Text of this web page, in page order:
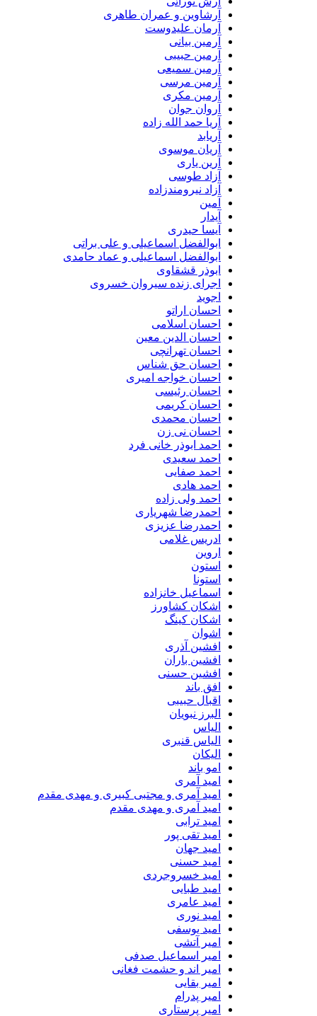
آرشاوین و عمران طاهری
آرمان علیدوست
آرمین بیانی
آرمین حبیبی
آرمین سمیعی
آرمین مرسی
آرمین مکری
آروان جوان
آریا حمد الله زاده
آریان موسوی
آرین یاری
آزاد طوسی
آزاد نیرومندزاده
آیسا حیدری
ابوالفضل اسماعیلی و علی براتی
ابوالفضل اسماعیلی و عماد حامدی
ابوذر قشقاوی
اجرای زنده سیروان خسروی
احسان اراتو
احسان اسلامی
احسان الدین معین
احسان تهرانچی
احسان حق شناس
احسان خواجه امیری
احسان رئیسی
احسان کریمی
احسان محمدی
احسان نی زن
احمد ابوذر خانی فرد
احمد سعیدی
احمد صفایی
احمد هادی
احمد ولی زاده
احمدرضا شهریاری
احمدرضا عزیزی
ادریس غلامی
اسماعیل خانزاده
اشکان کشاورز
اشکان کینگ
افشین آذری
افشین باران
افشین حسنی
افق باند
اقبال حبیبی
البرز نبویان
الیاس قنبرى
امو باند
امید آمری
امید آمری و مجتبی کبیری و مهدى مقدم
امید آمری و مهدی مقدم
امید ترابی
امید تقی پور
امید جهان
امید حسنی
امید خسروجردی
امید طبایی
امید عامری
امید نوری
امید یوسفی
امیر آتشی
امیر اسماعیل صدفی
امیر اند و حشمت فغانی
امیر بقایی
امیر پدرام
امیر پرستاری